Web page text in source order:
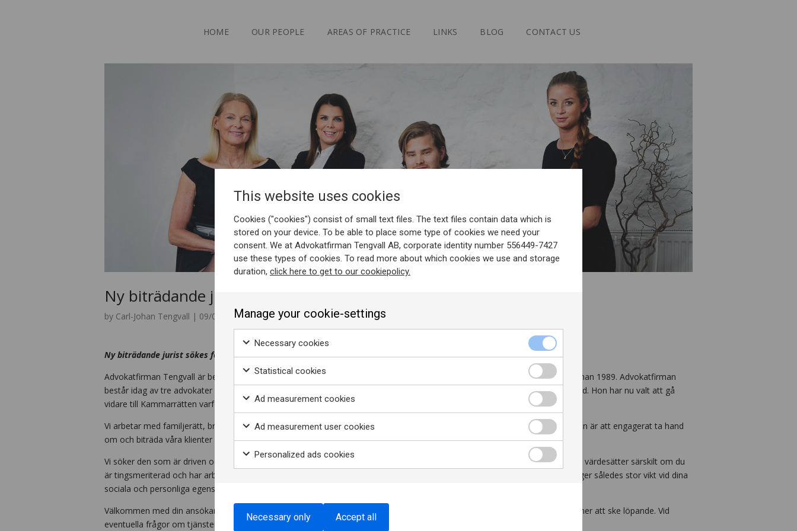
HOME OUR PEOPLE AREAS OF PRACTICE LINKS BLOG CONTACT US
Ny biträdande jurist sökes för tillträde under tidig höst
by Carl-Johan Tengvall | 09/08 - 2018
Ny biträdande jurist sökes för tillträde under tidig höst.
Advokatfirman Tengvall är belägen i vackra lokaler på Narvavägen 18, Östermalm. Advokat Pia Tengvall startade advokatfirman 1989. Advokatfirman
består idag av tre advokater och en advokatsekreterare. Fram till den 1 augusti 2018 hade vi även en biträdande jurist anställd. Hon har nu valt att gå
vidare till Kammarrätten varför vi nu söker en ny biträdande jurist.
Vi arbetar med familjerätt, brottmål och socialmål. Advokat Lina Nodby arbetar även med ekonomisk familjerätt. Vår ambition är att engagerat ta hand
om och biträda våra klienter utifrån deras juridiska frågeställningar och intressen.
Vi söker den som är driven och lösningsorienterad samt har ett genuint intresse för människor och att processa i domstol. Vi värdesätter särskilt om du
är tingsmeriterad och har arbetat på advokatbyrå tidigare. Språkkunskaper är meriterande. Vi är en liten advokatbyrå och lägger således stor vikt vid dina
sociala och personliga egenskaper. Vi är även en hundvänlig byrå.
Välkommen med din ansökan och ditt CV om du är intresserad. Handlingarna skickas till
. Rekrytering kommer att ske löpande. Vid
eventuella frågor om tjänsten, kontakta gärna advokat Lina Nodby, tel. 08-270025 alt
This website uses cookies
Cookies ("cookies") consist of small text files. The text files contain data which is
stored on your device. To be able to place some type of cookies we need your
consent. We at Advokatfirman Tengvall AB, corporate identity number 556449-7427
use these types of cookies. To read more about which cookies we use and storage
duration, click here to get to our cookiepolicy.
Manage your cookie-settings
Necessary cookies
Statistical cookies
Ad measurement cookies
Ad measurement user cookies
Personalized ads cookies
Necessary only Accept all